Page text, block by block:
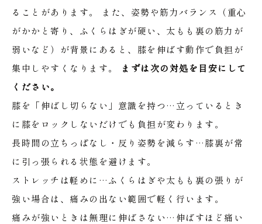
ることがあります。
また、姿勢や筋力バランス（重心
がかかと寄り、ふくらはぎが硬い、太もも裏の筋力が
弱いなど）が背景にあると、膝を伸ばす動作で負担が
集中しやすくなります。
まずは次の対処を目安にして
ください。
膝を「伸ばし切らない」意識を持つ…立っているとき
に膝をロックしないだけでも負担が変わります。
長時間の立ちっぱなし・反り姿勢を減らす…膝裏が常
に引っ張られる状態を避けます。
ストレッチは軽めに…ふくらはぎや太もも裏の張りが
強い場合は、痛みの出ない範囲で軽く行います。
痛みが強いときは無理に伸ばさない…伸ばすほど痛い